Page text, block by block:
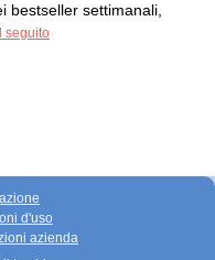
bestseller settimanali,
seguito
d'uso
azienda